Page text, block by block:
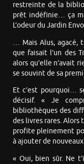
restreinte de la
prêt indéfinie… ça
L’odeur du Jardin
… Mais Alus, agacé,
que faisait l’un des
alors qu’elle n’avait
se souvint de sa
Et c’est pourquoi…
décisif. « Je
bibliothèques des
des livres rares. Alors
profite pleinement
à ajouter de
« Oui, bien sûr. Ne